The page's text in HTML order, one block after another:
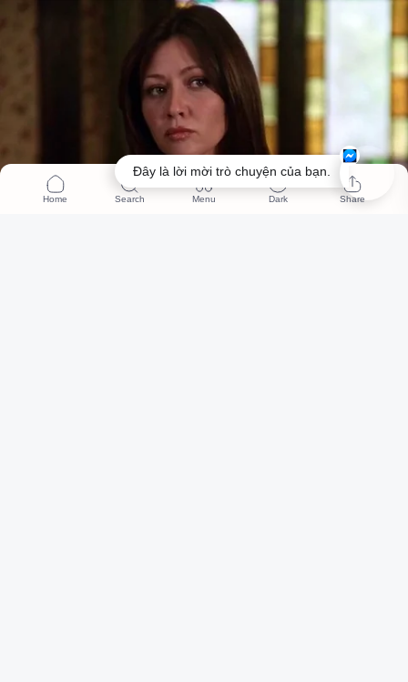
Đây là lời mời trò chuyện của bạn.